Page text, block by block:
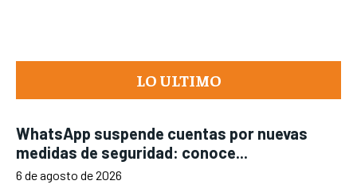
LO ULTIMO
WhatsApp suspende cuentas por nuevas
medidas de seguridad: conoce...
6 de agosto de 2026